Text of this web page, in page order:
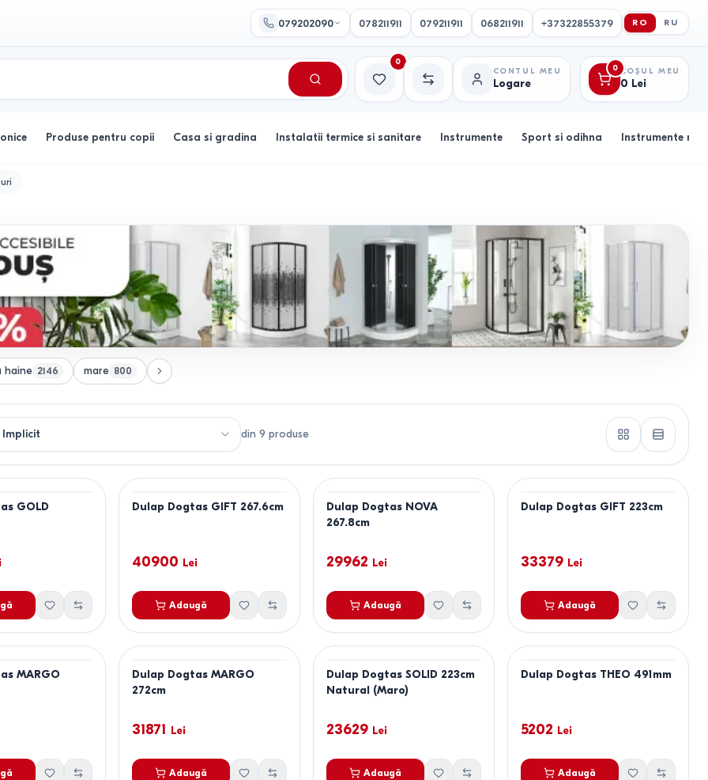
079202090 078211911 079211911 068211911 +37322855379 RO RU
Favorite
0
Comparație
CONTUL MEU
Logare
0 COȘUL MEU
0 Lei
Produse pentru copii Casa si gradina Instalatii termice si sanitare Instrumente Sport si odihna Instrumente
haine 2146 mare 800
din 9 produse
GOLD
Dulap Dogtas GIFT 267.6cm
40900 Lei
Adaugă
Dulap Dogtas NOVA
267.8cm
29962 Lei
Adaugă
Dulap Dogtas GIFT 223cm
33379 Lei
Adaugă
MARGO
Dulap Dogtas MARGO
272cm
31871 Lei
Adaugă
Dulap Dogtas SOLID 223cm
Natural (Maro)
23629 Lei
Adaugă
Dulap Dogtas THEO 491mm
5202 Lei
Adaugă